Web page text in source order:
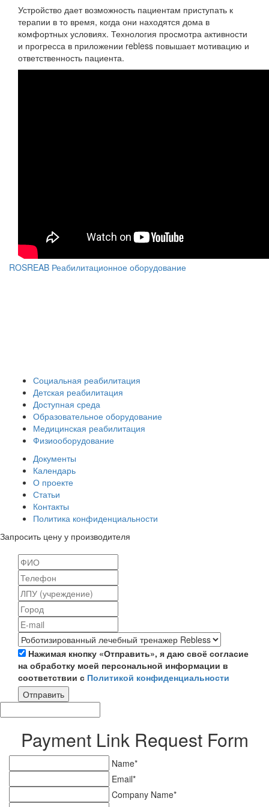
Устройство дает возможность пациентам приступать к
терапии в то время, когда они находятся дома в
комфортных условиях. Технология просмотра активности
и прогресса в приложении rebless повышает мотивацию и
ответственность пациента.
ROSREAB Реабилитационное оборудование
Социальная реабилитация
Детская реабилитация
Доступная среда
Образовательное оборудование
Медицинская реабилитация
Физиооборудование
Документы
Календарь
О проекте
Статьи
Контакты
Политика конфиденциальности
Запросить цену у производителя
Нажимая кнопку «Отправить», я даю своё согласие
на обработку моей персональной информации в
соответствии с Политикой конфиденциальности
Отправить
Payment Link Request Form
Name*
Email*
Company Name*